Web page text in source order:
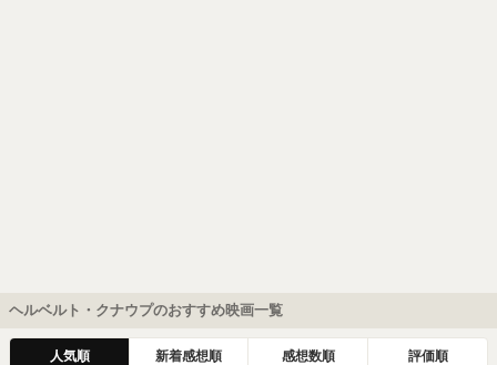
ヘルベルト・クナウプのおすすめ映画一覧
人気順 新着感想順 感想数順 評価順